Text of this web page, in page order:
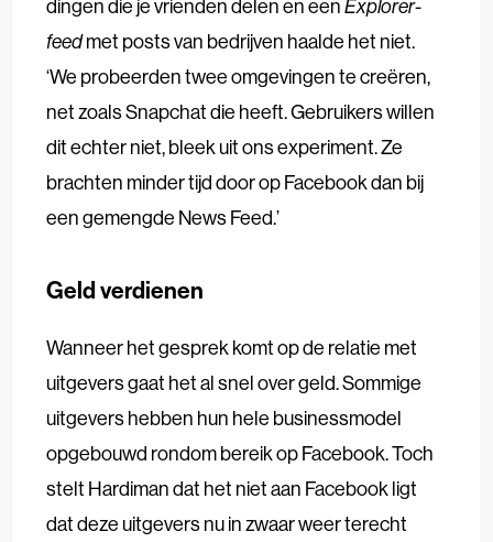
dingen die je vrienden delen en eenExplorer-
feedmet posts van bedrijven haalde het niet.
‘We probeerden twee omgevingen te creëren,
net zoals Snapchat die heeft. Gebruikers willen
dit echter niet, bleek uit ons experiment. Ze
brachten minder tijd door op Facebook dan bij
een gemengde News Feed.’
Geld verdienen
Wanneer het gesprek komt op de relatie met
uitgevers gaat het al snel over geld. Sommige
uitgevers hebben hun hele businessmodel
opgebouwd rondom bereik op Facebook. Toch
stelt Hardiman dat het niet aan Facebook ligt
dat deze uitgevers nu in zwaar weer terecht